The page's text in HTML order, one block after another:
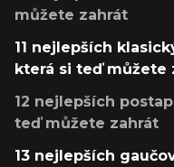
můžete zahrát
11 nejlepších
která si teď můžete
12 nejlepších
teď můžete zahrát
13 nejlepších